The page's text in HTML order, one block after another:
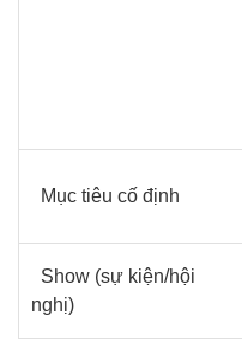
Mục tiêu cố định
Show (sự kiện/hội
nghị)